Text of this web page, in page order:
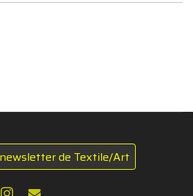
de Textile/Art